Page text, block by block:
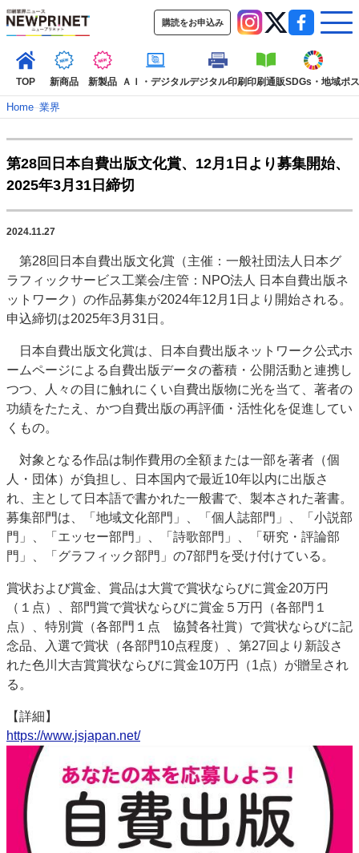
購読をお申込み
TOP 新商品 新製品 ＡＩ・デジタルデジタル印刷印刷通販SDGs・地域ポ
TOP
新着記事 特集記事
インタビュー
コレクション
SDGs・地域
ポストプレス ビジネス イベント 信用情報
業界
市場・統計
人事・移転・異動・訃報
特集記事カテゴリー一覧
2022 見える化・MIS特集
特集・デジタル印刷 アイデアで勝負！ ～多様なビジネス・多彩な商材～
JAPAN PACK 2023 特集
中古印刷機・製本機特集
2022 検査・校正特集
特集・デジタル印刷 ～ 新成長軌道を描く
案内
発刊案内
JFPI印刷用語集 印刷機材年鑑
運営
会社案内
購読・購入申し込み
サイトポリシー
お問い合わせ
Home–業界
第28回日本自費出版文化賞、12月1日より募集開始、
2025年3月31日締切
2024.11.27
第28回日本自費出版文化賞（主催：一般社団法人日本グ
ラフィックサービス工業会/主管：NPO法人 日本自費出版ネ
ットワーク）の作品募集が2024年12月1日より開始される。
申込締切は2025年3月31日。
日本自費出版文化賞は、日本自費出版ネットワーク公式ホ
ームページによる自費出版データの蓄積・公開活動と連携し
つつ、人々の目に触れにくい自費出版物に光を当て、著者の
功績をたたえ、かつ自費出版の再評価・活性化を促進してい
くもの。
対象となる作品は制作費用の全額または一部を著者（個
人・団体）が負担し、日本国内で最近10年以内に出版さ
れ、主として日本語で書かれた一般書で、製本された著書。
募集部門は、「地域文化部門」、「個人誌部門」、「小説部
門」、「エッセー部門」、「詩歌部門」、「研究・評論部
門」、「グラフィック部門」の7部門を受け付けている。
賞状および賞金、賞品は大賞で賞状ならびに賞金20万円
（１点）、部門賞で賞状ならびに賞金５万円（各部門１
点）、特別賞（各部門１点 協賛各社賞）で賞状ならびに記
念品、入選で賞状（各部門10点程度）、第27回より新設さ
れた色川大吉賞賞状ならびに賞金10万円（1点）が贈呈され
る。
【詳細】
https://www.jsjapan.net/